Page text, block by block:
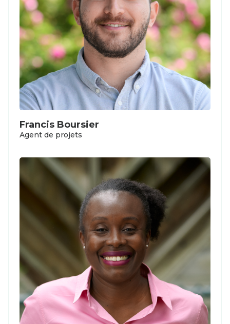
Francis Boursier
Agent de projets